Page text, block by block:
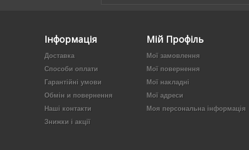
Інформація
Доставка
Способи оплати
Гарантійні умови
Обмін и повернення
Наші контакти
Знижки і акції
Мій Профіль
Мої замовлення
Мої повернення
Мої накладні
Мої адреси
Моя персональна інформація